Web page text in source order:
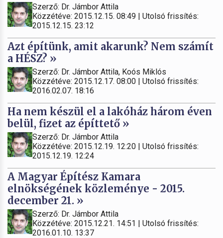
Szerző: Dr. Jámbor Attila
Közzétéve: 2015.12.15. 08:49 | Utolsó frissítés:
2015.12.15. 23:12
Azt építünk, amit akarunk? Nem számít
a HÉSZ? »
Szerző: Dr. Jámbor Attila, Koós Miklós
Közzétéve: 2015.12.17. 08:00 | Utolsó frissítés:
2016.02.07. 18:16
Ha nem készül el a lakóház három éven
belül, fizet az építtető »
Szerző: Dr. Jámbor Attila
Közzétéve: 2015.12.19. 12:20 | Utolsó frissítés:
2015.12.19. 12:24
A Magyar Építész Kamara
elnökségének közleménye - 2015.
december 21. »
Szerző: Dr. Jámbor Attila
Közzétéve: 2015.12.21. 14:51 | Utolsó frissítés:
2016.01.10. 13:37